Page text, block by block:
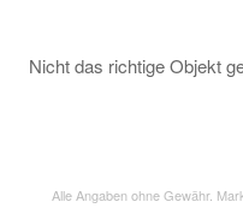
Nicht das richtige Objekt
Alle Angaben ohne Gewähr.